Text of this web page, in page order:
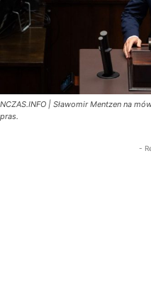
NCZAS.INFO | Sławomir Mentzen na
pras.
-